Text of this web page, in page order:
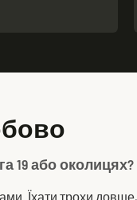
19 або
Їхати трохи